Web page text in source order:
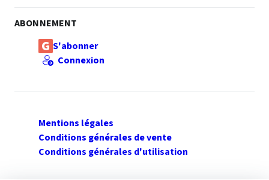
ABONNEMENT
S'abonner
Connexion
Mentions légales
Conditions générales de vente
Conditions générales d'utilisation